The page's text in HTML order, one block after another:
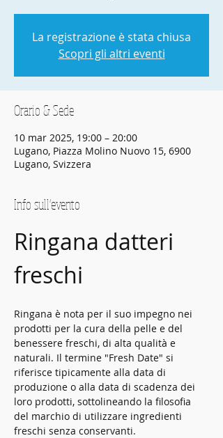
La registrazione è stata chiusa
Scopri gli altri eventi
Orario & Sede
10 mar 2025, 19:00 – 20:00
Lugano, Piazza Molino Nuovo 15, 6900
Lugano, Svizzera
Info sull'evento
Ringana datteri
freschi
Ringana è nota per il suo impegno nei
prodotti per la cura della pelle e del
benessere freschi, di alta qualità e
naturali. Il termine "Fresh Date" si
riferisce tipicamente alla data di
produzione o alla data di scadenza dei
loro prodotti, sottolineando la filosofia
del marchio di utilizzare ingredienti
freschi senza conservanti.